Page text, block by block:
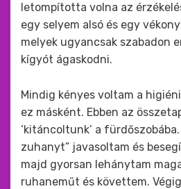
letompította volna az
egy selyem alsó és egy
melyek ugyancsak szabadon
kígyót ágaskodni.
Mindig kényes voltam a
ez másként. Ebben az
‘kitáncoltunk’ a
zuhanyt” javasoltam és
majd gyorsan lehánytam
ruhaneműt és követtem.